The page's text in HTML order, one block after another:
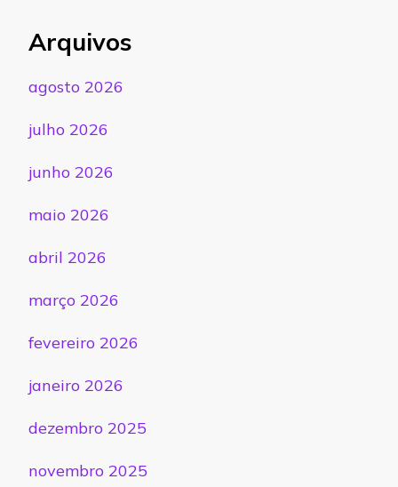
Arquivos
agosto 2026
julho 2026
junho 2026
maio 2026
abril 2026
março 2026
fevereiro 2026
janeiro 2026
dezembro 2025
novembro 2025